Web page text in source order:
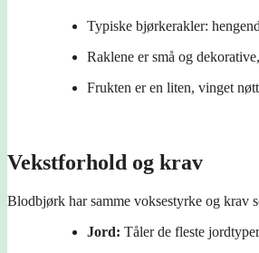
Typiske bjørkerakler:
Raklene er små og
Frukten er en liten, vinget
Vekstforhold og krav
Blodbjørk har samme voksestyrke og krav
Jord: Tåler de fleste